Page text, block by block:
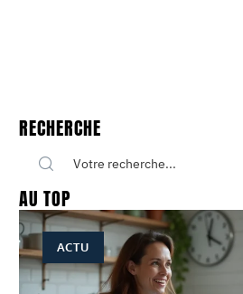
RECHERCHE
AU TOP
ACTU